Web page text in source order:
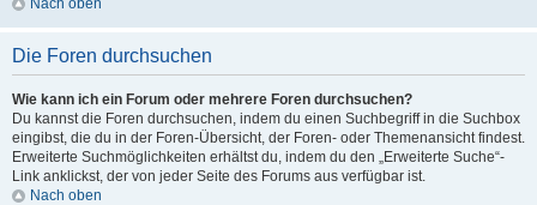
Nach oben
Die Foren durchsuchen
Wie kann ich ein Forum oder mehrere Foren durchsuchen?
Du kannst die Foren durchsuchen, indem du einen Suchbegriff in die Suchbox
eingibst, die du in der Foren-Übersicht, der Foren- oder Themenansicht findest.
Erweiterte Suchmöglichkeiten erhältst du, indem du den „Erweiterte Suche“-
Link anklickst, der von jeder Seite des Forums aus verfügbar ist.
Nach oben